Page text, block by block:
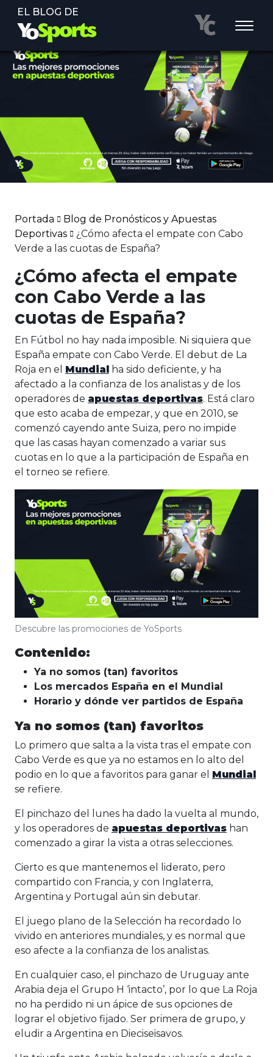
EL BLOG DE
Portada
Blog de Pronósticos y Apuestas
Deportivas
¿Cómo afecta el empate con Cabo
Verde a las cuotas de España?
¿Cómo afecta el empate
con Cabo Verde a las
cuotas de España?
En Fútbol no hay nada imposible. Ni siquiera que
España empate con Cabo Verde. El debut de La
Roja en el Mundial
ha sido deficiente, y ha
afectado a la confianza de los analistas y de los
operadores de apuestas deportivas. Está claro
que esto acaba de empezar, y que en 2010, se
comenzó cayendo ante Suiza, pero no impide
que las casas hayan comenzado a variar sus
cuotas en lo que a la participación de España en
el torneo se refiere.
Descubre las promociones de YoSports
Contenido:
Ya no somos (tan) favoritos
Los mercados España en el Mundial
Horario y dónde ver partidos de España
Ya no somos (tan) favoritos
Lo primero que salta a la vista tras el empate con
Cabo Verde es que ya no estamos en lo alto del
podio en lo que a favoritos para ganar el Mundial
se refiere.
El pinchazo del lunes ha dado la vuelta al mundo,
y los operadores de apuestas deportivas han
comenzado a girar la vista a otras selecciones.
Cierto es que mantenemos el liderato, pero
compartido con Francia, y con Inglaterra,
Argentina y Portugal aún sin debutar.
El juego plano de la Selección ha recordado lo
vivido en anteriores mundiales, y es normal que
eso afecte a la confianza de los analistas.
En cualquier caso, el pinchazo de Uruguay ante
Arabia deja el Grupo H ‘intacto’, por lo que La Roja
no ha perdido ni un ápice de sus opciones de
lograr el objetivo fijado. Ser primera de grupo, y
eludir a Argentina en Dieciseisavos.